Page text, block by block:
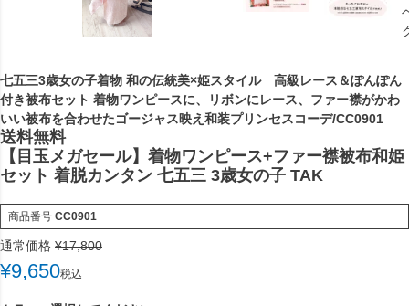
七五三3歳女の子着物 和の伝統美×姫スタイル 高級レース＆ぽんぽん
付き被布セット 着物ワンピースに、リボンにレース、ファー襟がかわ
いい被布を合わせたゴージャス映え和装プリンセスコーデ/CC0901
送料無料
【目玉メガセール】着物ワンピース+ファー襟被布和姫
セット 着脱カンタン 七五三 3歳女の子 TAK
商品番号 CC0901
通常価格 ¥17,800
¥9,650税込